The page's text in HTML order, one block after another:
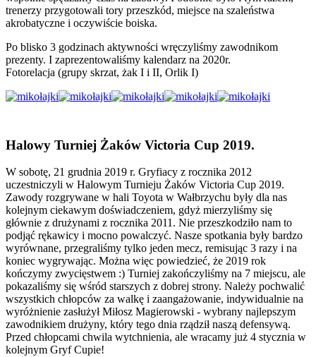
trenerzy przygotowali tory przeszkód, miejsce na szaleństwa
akrobatyczne i oczywiście boiska.
Po blisko 3 godzinach aktywności wręczyliśmy zawodnikom
prezenty. I zaprezentowaliśmy kalendarz na 2020r.
Fotorelacja (grupy skrzat, żak I i II, Orlik I)
Halowy Turniej Żaków Victoria Cup 2019.
W sobotę, 21 grudnia 2019 r. Gryfiacy z rocznika 2012
uczestniczyli w Halowym Turnieju Żaków Victoria Cup 2019.
Zawody rozgrywane w hali Toyota w Wałbrzychu były dla nas
kolejnym ciekawym doświadczeniem, gdyż mierzyliśmy się
głównie z drużynami z rocznika 2011. Nie przeszkodziło nam to
podjąć rękawicy i mocno powalczyć. Nasze spotkania były bardzo
wyrównane, przegraliśmy tylko jeden mecz, remisując 3 razy i na
koniec wygrywając. Można więc powiedzieć, że 2019 rok
kończymy zwycięstwem :) Turniej zakończyliśmy na 7 miejscu, ale
pokazaliśmy się wśród starszych z dobrej strony. Należy pochwalić
wszystkich chłopców za walkę i zaangażowanie, indywidualnie na
wyróżnienie zasłużył Miłosz Magierowski - wybrany najlepszym
zawodnikiem drużyny, który tego dnia rządził naszą defensywą.
Przed chłopcami chwila wytchnienia, ale wracamy już 4 stycznia w
kolejnym Gryf Cupie!